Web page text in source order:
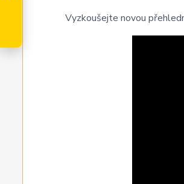
Vyzkoušejte novou